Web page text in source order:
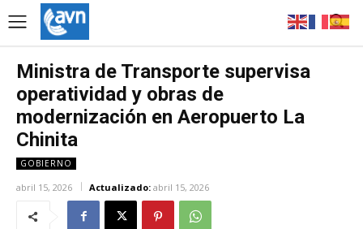
Ministra de Transporte supervisa
operatividad y obras de
modernización en Aeropuerto La
Chinita
GOBIERNO
abril 15, 2026 Actualizado: abril 15, 2026